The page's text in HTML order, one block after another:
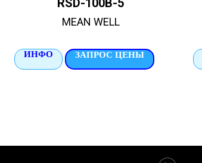
MEAN WELL
ИНФО ЗАПРОС ЦЕНЫ